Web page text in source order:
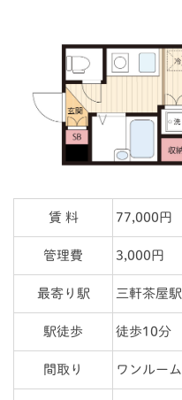
賃 料 77,000円
管理費 3,000円
最寄り駅 三軒茶屋駅
駅徒歩 徒歩10分
間取り ワンルーム